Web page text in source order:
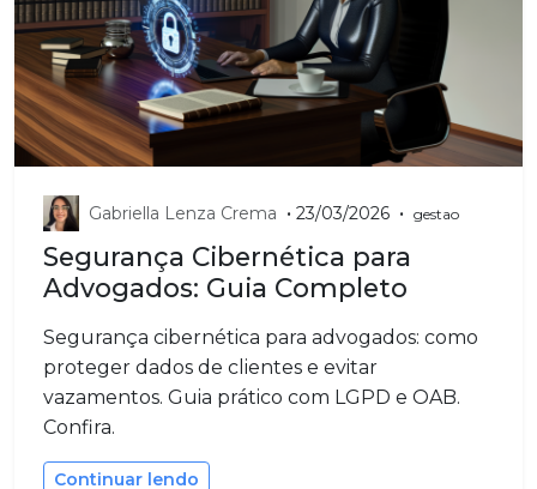
Gabriella Lenza Crema • 23/03/2026 • gestao
Segurança Cibernética para
Advogados: Guia Completo
Segurança cibernética para advogados: como
proteger dados de clientes e evitar
vazamentos. Guia prático com LGPD e OAB.
Confira.
Continuar lendo